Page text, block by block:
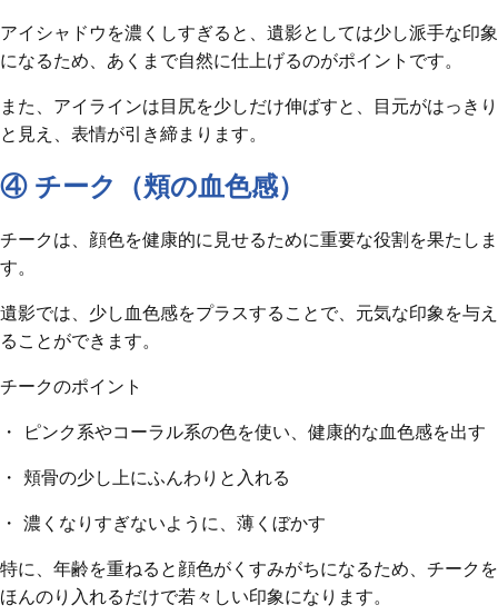
アイシャドウを濃くしすぎると、遺影としては少し派手な印象
になるため、あくまで自然に仕上げるのがポイントです。
また、アイラインは目尻を少しだけ伸ばすと、目元がはっきり
と見え、表情が引き締まります。
④ チーク（頬の血色感）
チークは、顔色を健康的に見せるために重要な役割を果たしま
す。
遺影では、少し血色感をプラスすることで、元気な印象を与え
ることができます。
チークのポイント
・ ピンク系やコーラル系の色を使い、健康的な血色感を出す
・ 頬骨の少し上にふんわりと入れる
・ 濃くなりすぎないように、薄くぼかす
特に、年齢を重ねると顔色がくすみがちになるため、チークを
ほんのり入れるだけで若々しい印象になります。